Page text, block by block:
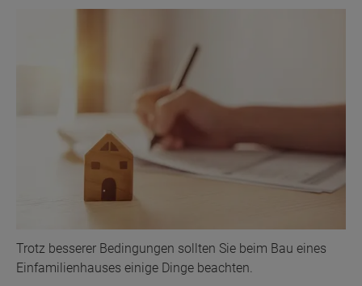
Trotz besserer Bedingungen sollten Sie beim Bau eines
Einfamilienhauses einige Dinge beachten.